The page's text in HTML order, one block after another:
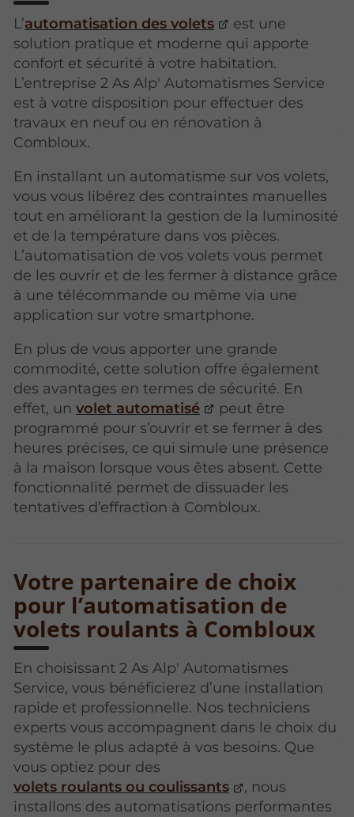
L’automatisation des volets
est une
solution pratique et moderne qui apporte
confort et sécurité à votre habitation.
L’entreprise 2 As Alp' Automatismes Service
est à votre disposition pour effectuer des
travaux en neuf ou en rénovation à
Combloux.
En installant un automatisme sur vos volets,
vous vous libérez des contraintes manuelles
tout en améliorant la gestion de la luminosité
et de la température dans vos pièces.
L’automatisation de vos volets vous permet
de les ouvrir et de les fermer à distance grâce
à une télécommande ou même via une
application sur votre smartphone.
En plus de vous apporter une grande
commodité, cette solution offre également
des avantages en termes de sécurité. En
effet, un volet automatisé
peut être
programmé pour s’ouvrir et se fermer à des
heures précises, ce qui simule une présence
à la maison lorsque vous êtes absent. Cette
fonctionnalité permet de dissuader les
tentatives d’effraction à Combloux.
Votre partenaire de choix
pour l’automatisation de
volets roulants à Combloux
En choisissant 2 As Alp' Automatismes
Service, vous bénéficierez d’une installation
rapide et professionnelle. Nos techniciens
experts vous accompagnent dans le choix du
système le plus adapté à vos besoins. Que
vous optiez pour des
volets roulants ou coulissants
, nous
installons des automatisations performantes